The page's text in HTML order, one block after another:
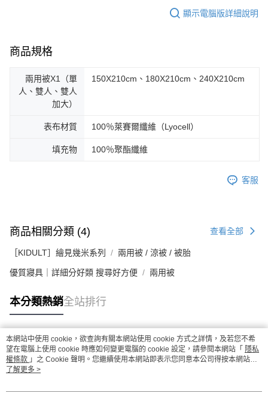
顯示電腦版詳細說明
商品規格
兩用被X1（單
人、雙人、雙人
加大）
150X210cm、180X210cm、240X210cm
表布材質 100％萊賽爾纖維（Lyocell）
填充物 100％聚酯纖維
客服
商品相關分類 (4) 查看全部
［KIDULT］繪見幾米系列 兩用被 / 涼被 / 被胎
優質寢具｜詳細分好類 搜尋好方便 兩用被
本分類熱銷全站排行
熱門標籤
本網站中使用 cookie，欲查詢有關本網站使用 cookie 方式之詳情，及若您不希
望在電腦上使用 cookie 時應如何變更電腦的 cookie 設定，請參閱本網站「 隱私
權條款 」之 Cookie 聲明。您繼續使用本網站即表示您同意本公司得按本網站使
用條款之 Cookie 聲明使用 cookie。
了解更多 >